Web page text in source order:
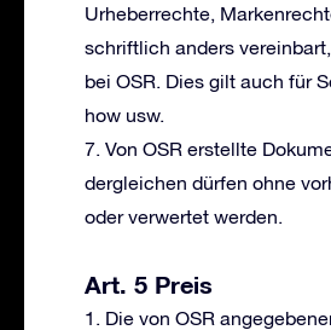
Urheberrechte,
schriftlich anders
bei OSR. Dies gilt auch für
how usw.
7. Von OSR erstellte
dergleichen dürfen ohne
oder verwertet werden.
Art. 5 Preis
1. Die von OSR